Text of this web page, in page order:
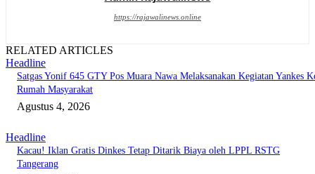
https://rajawalinews.online
RELATED ARTICLES
Headline
Satgas Yonif 645 GTY Pos Muara Nawa Melaksanakan Kegiatan Yankes
Rumah Masyarakat
Agustus 4, 2026
Headline
Kacau! Iklan Gratis Dinkes Tetap Ditarik Biaya oleh LPPL RSTG
Tangerang